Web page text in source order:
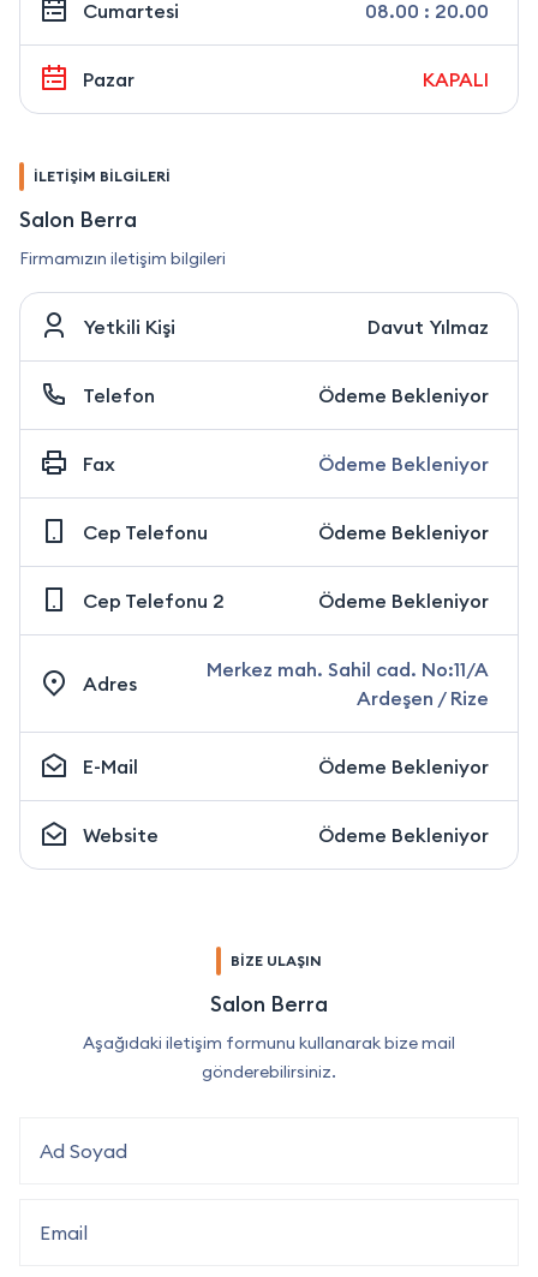
Cumartesi 08.00 : 20.00
Pazar KAPALI
İLETİŞİM BİLGİLERİ
Salon Berra
Firmamızın iletişim bilgileri
Yetkili Kişi Davut Yılmaz
Telefon Ödeme Bekleniyor
Fax Ödeme Bekleniyor
Cep Telefonu Ödeme Bekleniyor
Cep Telefonu 2 Ödeme Bekleniyor
Adres
Merkez mah. Sahil cad. No:11/A
Ardeşen / Rize
E-Mail Ödeme Bekleniyor
Website Ödeme Bekleniyor
BİZE ULAŞIN
Salon Berra
Aşağıdaki iletişim formunu kullanarak bize mail
gönderebilirsiniz.